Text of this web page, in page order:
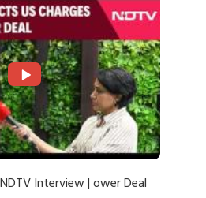
Interview | ower Deal